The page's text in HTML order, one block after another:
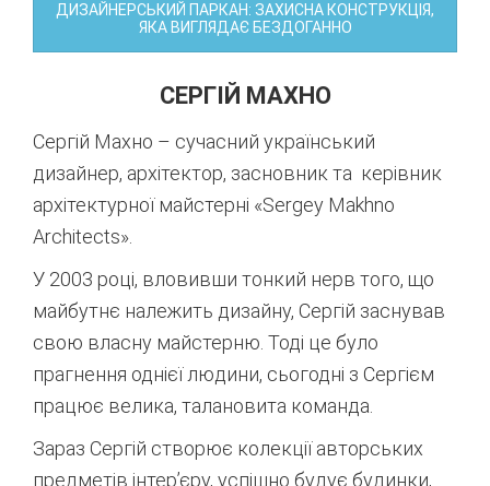
ДИЗАЙНЕРСЬКИЙ ПАРКАН: ЗАХИСНА КОНСТРУКЦІЯ,
ЯКА ВИГЛЯДАЄ БЕЗДОГАННО
СЕРГІЙ МАХНО
Сергій Махно – сучасний український
дизайнер, архітектор, засновник та керівник
архітектурної майстерні «Sergey Маkhno
Architects».
У 2003 році, вловивши тонкий нерв того, що
майбутнє належить дизайну, Сергій заснував
свою власну майстерню. Тоді це було
прагнення однієї людини, сьогодні з Сергієм
працює велика, талановита команда.
Зараз Сергій створює колекції авторських
предметів інтер’єру, успішно будує будинки,